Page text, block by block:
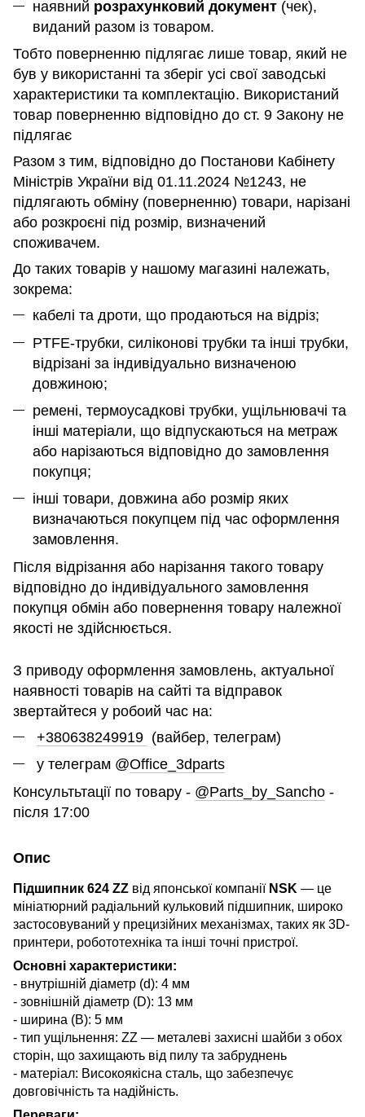
наявний розрахунковий документ (чек),
виданий разом із товаром.
Тобто поверненню підлягає лише товар, який не
був у використанні та зберіг усі свої заводські
характеристики та комплектацію. Використаний
товар поверненню відповідно до ст. 9 Закону не
підлягає
Разом з тим, відповідно до Постанови Кабінету
Міністрів України від 01.11.2024 №1243, не
підлягають обміну (поверненню) товари, нарізані
або розкроєні під розмір, визначений
споживачем.
До таких товарів у нашому магазині належать,
зокрема:
кабелі та дроти, що продаються на відріз;
PTFE-трубки, силіконові трубки та інші трубки,
відрізані за індивідуально визначеною
довжиною;
ремені, термоусадкові трубки, ущільнювачі та
інші матеріали, що відпускаються на метраж
або нарізаються відповідно до замовлення
покупця;
інші товари, довжина або розмір яких
визначаються покупцем під час оформлення
замовлення.
Після відрізання або нарізання такого товару
відповідно до індивідуального замовлення
покупця обмін або повернення товару належної
якості не здійснюється.
З приводу оформлення замовлень, актуальної
наявності товарів на сайті та відправок
звертайтеся у робоий час на:
+380638249919 (вайбер, телеграм)
у телеграм @Office_3dparts
Консультьтації по товару - @Parts_by_Sancho -
після 17:00
Опис
Підшипник 624 ZZ від японської компанії NSK — це
мініатюрний радіальний кульковий підшипник, широко
застосовуваний у прецизійних механізмах, таких як 3D-
принтери, робототехніка та інші точні пристрої.
Основні характеристики:
- внутрішній діаметр (d): 4 мм
- зовнішній діаметр (D): 13 мм
- ширина (B): 5 мм
- тип ущільнення: ZZ — металеві захисні шайби з обох
сторін, що захищають від пилу та забруднень
- матеріал: Високоякісна сталь, що забезпечує
довговічність та надійність.